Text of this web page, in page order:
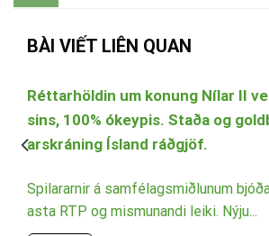
BÀI VIẾT LIÊN QUAN
Réttarhöldin um konung Nílar II
sins, 100% ókeypis. Staða og
arskráning Ísland ráðgjöf.
Spilararnir á samfélagsmiðlunum
asta RTP og mismunandi leiki. Nýju...